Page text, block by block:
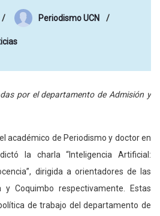
Periodismo UCN
por el departamento de Admisión y
académico de Periodismo y doctor en
la charla “Inteligencia Artificial:
dirigida a orientadores de las
Coquimbo respectivamente. Estas
de trabajo del departamento de